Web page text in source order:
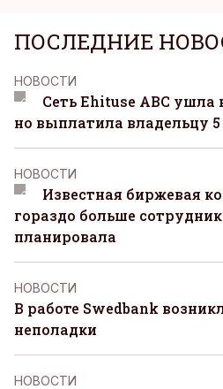
ПОСЛЕДНИЕ
НОВОСТИ
Сеть Ehituse ABC
но выплатила владельцу
НОВОСТИ
Известная биржевая
гораздо больше
планировала
НОВОСТИ
В работе Swedbank
неполадки
НОВОСТИ